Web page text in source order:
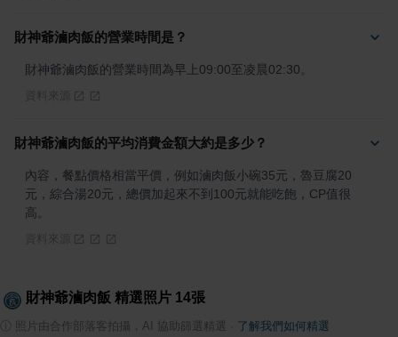
財神爺滷肉飯的營業時間是？
財神爺滷肉飯的營業時間為早上09:00至凌晨02:30。
財神爺滷肉飯的平均消費金額大約是多少？
內容，餐點價格相當平價，例如滷肉飯小碗35元，魯豆腐20
元，綜合湯20元，總價加起來不到100元就能吃飽，CP值很
高。
財神爺滷肉飯 精選照片 14張
照片由合作部落客拍攝，AI 協助篩選精選 了解我們如何精選